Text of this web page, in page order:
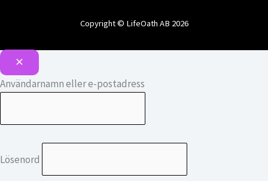
Copyright © LifeOath AB 2026
Användarnamn eller e-postadress
Lösenord